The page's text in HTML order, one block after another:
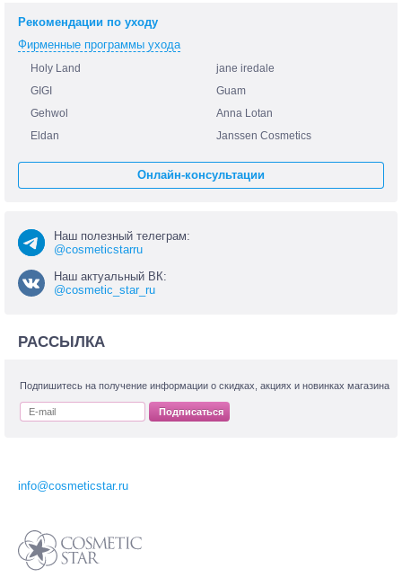
Рекомендации по уходу
Фирменные программы ухода
Holy Land
jane iredale
GIGI
Guam
Gehwol
Anna Lotan
Eldan
Janssen Cosmetics
Онлайн-консультации
Наш полезный телеграм:
@cosmeticstarru
Наш актуальный ВК:
@cosmetic_star_ru
РАССЫЛКА
Подпишитесь на получение информации о скидках, акциях и новинках магазина
Подписаться
info@cosmeticstar.ru